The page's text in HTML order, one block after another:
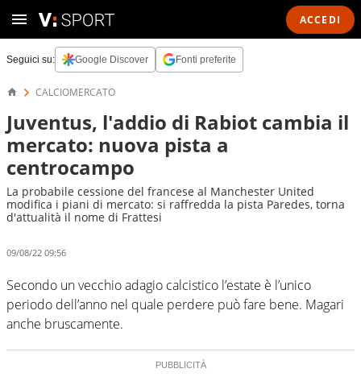
ACCEDI
Seguici su: Google Discover Fonti preferite
CALCIOMERCATO
Juventus, l'addio di Rabiot cambia il
mercato: nuova pista a
centrocampo
La probabile cessione del francese al Manchester United
modifica i piani di mercato: si raffredda la pista Paredes, torna
d'attualità il nome di Frattesi
09/08/22 09:56
Secondo un vecchio adagio calcistico l’estate è l’unico
periodo dell’anno nel quale perdere può fare bene. Magari
anche bruscamente.